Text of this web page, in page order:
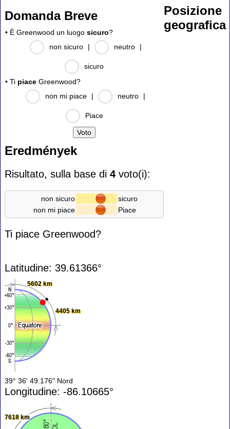
Domanda Breve
• È Greenwood un luogo sicuro?
non sicuro
| neutro |
sicuro
• Ti piace Greenwood?
non mi piace
| neutro |
Piace
Eredmények
Risultato, sulla base di 4 voto(i):
non sicuro
sicuro
non mi piace
Piace
Ti piace Greenwood?
Posizione
geografica
Latitudine: 39.61366°
5602 km
4405 km
39° 36' 49.176" Nord
Longitudine: -86.10665°
7618 km